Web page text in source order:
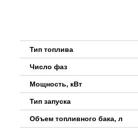
Тип топлива
Число фаз
Мощность, кВт
Тип запуска
Объем топливного бака, л